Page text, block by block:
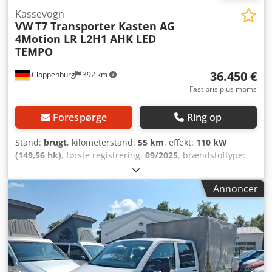
Cloppenburg 392 km
Kassevogn
VWT7 Transporter Kasten AG
4Motion LR L2H1 AHK LED
TEMPO
36.450 €
Fast pris plus moms
Forespørge Ring op
Stand: brugt, kilometerstand: 55 km, effekt: 110 kW
(149,56 hk), første registrering: 09/2025, brændstoftype:
, maksimal lastvægt:
samlet vægt:3.225 kg, akselafstand:3.500 mm, næste syn
Euro 6, antal
sæder:
, lastepladsvolumen:6,9 m³, længde af lastrum:
2.850 mm, læsningsbredde:1.710 mm, lastepladshøjde:
1.380 mm, bygningshøjde: 1.983 mm , arbejdsbredde:
2.147 mm, Udstyr:ABS, airbag, bordincomputer,
brugtvognsgaranti, centrallås, elektronisk
Annoncer